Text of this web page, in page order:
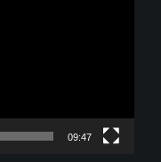
09:47